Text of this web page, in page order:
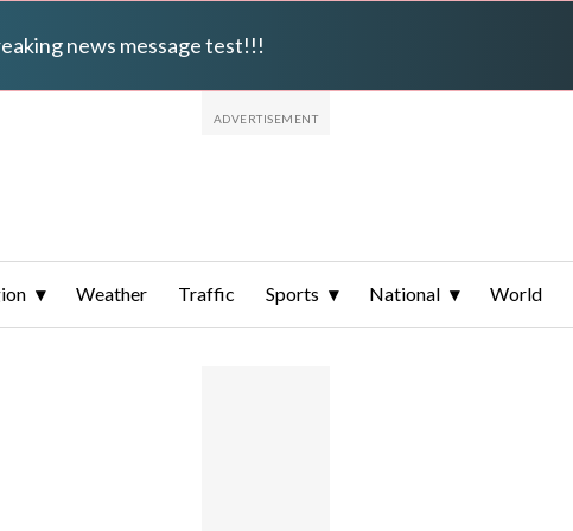
news message test!!!
Weather Traffic Sports National World